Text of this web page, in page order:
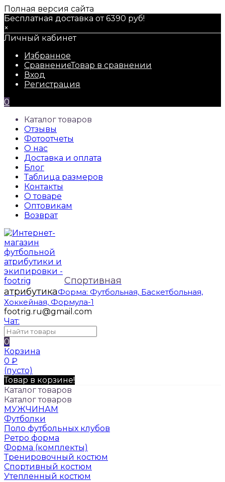
Полная версия сайта
Бесплатная доставка от 6390 руб!
×
Личный кабинет
Избранное
СравнениеТовар в сравнении
Вход
Регистрация
0
Каталог товаров
Отзывы
Фотоотчеты
О нас
Доставка и оплата
Блог
Таблица размеров
Контакты
О товаре
Оптовикам
Возврат
Спортивная
атрибутикаФорма: Футбольная, Баскетбольная,
Хоккейная, Формула-1
footrig.ru@gmail.com
Чат:
0
Корзина
0 ₽
(пусто)
Товар в корзине!
Каталог товаров
Каталог товаров
МУЖЧИНАМ
Футболки
Поло футбольных клубов
Ретро форма
Форма (комплекты)
Тренировочный костюм
Спортивный костюм
Утепленный костюм